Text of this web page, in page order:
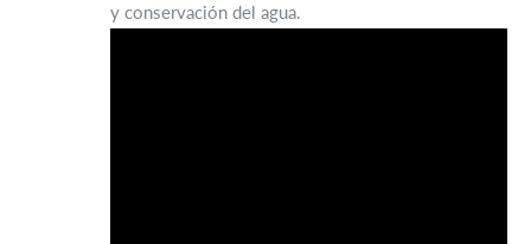
y conservación del agua.